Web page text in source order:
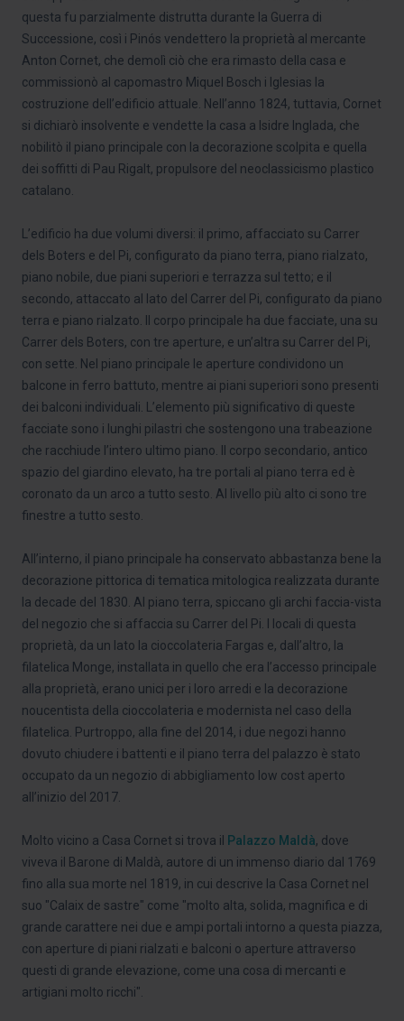
questa fu parzialmente distrutta durante la Guerra di
Successione, così i Pinós vendettero la proprietà al mercante
Anton Cornet, che demolì ciò che era rimasto della casa e
commissionò al capomastro Miquel Bosch i Iglesias la
costruzione dell’edificio attuale. Nell’anno 1824, tuttavia, Cornet
si dichiarò insolvente e vendette la casa a Isidre Inglada, che
nobilitò il piano principale con la decorazione scolpita e quella
dei soffitti di Pau Rigalt, propulsore del neoclassicismo plastico
catalano.
L’edificio ha due volumi diversi: il primo, affacciato su Carrer
dels Boters e del Pi, configurato da piano terra, piano rialzato,
piano nobile, due piani superiori e terrazza sul tetto; e il
secondo, attaccato al lato del Carrer del Pi, configurato da piano
terra e piano rialzato. Il corpo principale ha due facciate, una su
Carrer dels Boters, con tre aperture, e un’altra su Carrer del Pi,
con sette. Nel piano principale le aperture condividono un
balcone in ferro battuto, mentre ai piani superiori sono presenti
dei balconi individuali. L’elemento più significativo di queste
facciate sono i lunghi pilastri che sostengono una trabeazione
che racchiude l’intero ultimo piano. Il corpo secondario, antico
spazio del giardino elevato, ha tre portali al piano terra ed è
coronato da un arco a tutto sesto. Al livello più alto ci sono tre
finestre a tutto sesto.
All’interno, il piano principale ha conservato abbastanza bene la
decorazione pittorica di tematica mitologica realizzata durante
la decade del 1830. Al piano terra, spiccano gli archi faccia-vista
del negozio che si affaccia su Carrer del Pi. I locali di questa
proprietà, da un lato la cioccolateria Fargas e, dall’altro, la
filatelica Monge, installata in quello che era l’accesso principale
alla proprietà, erano unici per i loro arredi e la decorazione
noucentista della cioccolateria e modernista nel caso della
filatelica. Purtroppo, alla fine del 2014, i due negozi hanno
dovuto chiudere i battenti e il piano terra del palazzo è stato
occupato da un negozio di abbigliamento low cost aperto
all’inizio del 2017.
Molto vicino a Casa Cornet si trova il Palazzo Maldà, dove
viveva il Barone di Maldà, autore di un immenso diario dal 1769
fino alla sua morte nel 1819, in cui descrive la Casa Cornet nel
suo "Calaix de sastre" come "molto alta, solida, magnifica e di
grande carattere nei due e ampi portali intorno a questa piazza,
con aperture di piani rialzati e balconi o aperture attraverso
questi di grande elevazione, come una cosa di mercanti e
artigiani molto ricchi".